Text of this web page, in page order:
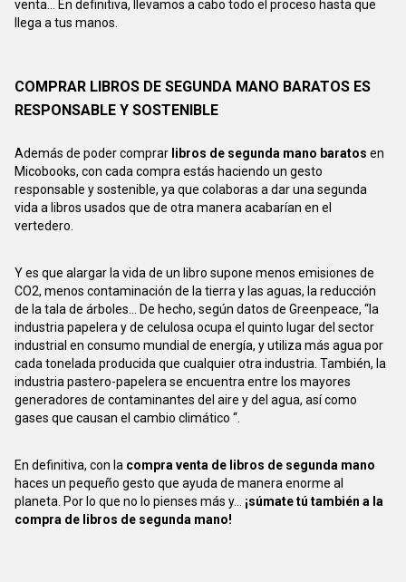
venta... En definitiva, llevamos a cabo todo el proceso hasta que
llega a tus manos.
COMPRAR LIBROS DE SEGUNDA MANO BARATOS ES
RESPONSABLE Y SOSTENIBLE
Además de poder comprar libros de segunda mano baratos en
Micobooks, con cada compra estás haciendo un gesto
responsable y sostenible, ya que colaboras a dar una segunda
vida a libros usados que de otra manera acabarían en el
vertedero.
Y es que alargar la vida de un libro supone menos emisiones de
CO2, menos contaminación de la tierra y las aguas, la reducción
de la tala de árboles... De hecho, según datos de Greenpeace, “la
industria papelera y de celulosa ocupa el quinto lugar del sector
industrial en consumo mundial de energía, y utiliza más agua por
cada tonelada producida que cualquier otra industria. También, la
industria pastero-papelera se encuentra entre los mayores
generadores de contaminantes del aire y del agua, así como
gases que causan el cambio climático “.
En definitiva, con la compra venta de libros de segunda mano
haces un pequeño gesto que ayuda de manera enorme al
planeta. Por lo que no lo pienses más y... ¡súmate tú también a la
compra de libros de segunda mano!